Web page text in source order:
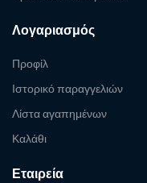
Λογαριασμός
Προφίλ
Ιστορικό παραγγελιών
Λίστα αγαπημένων
Καλάθι
Εταιρεία